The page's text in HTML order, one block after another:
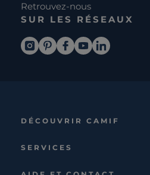
Retrouvez-nous
SUR LES RÉSEAUX
DÉCOUVRIR CAMIF
Nos collections
SERVICES